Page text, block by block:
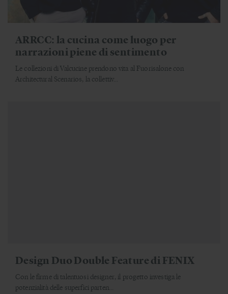
ARRCC: la cucina come luogo per
narrazioni piene di sentimento
Le collezioni di Valcucine prendono vita al Fuorisalone con
Architectural Scenarios, la collettiv...
Design Duo Double Feature di FENIX
Con le firme di talentuosi designer, il progetto investiga le
potenzialità delle superfici parten...